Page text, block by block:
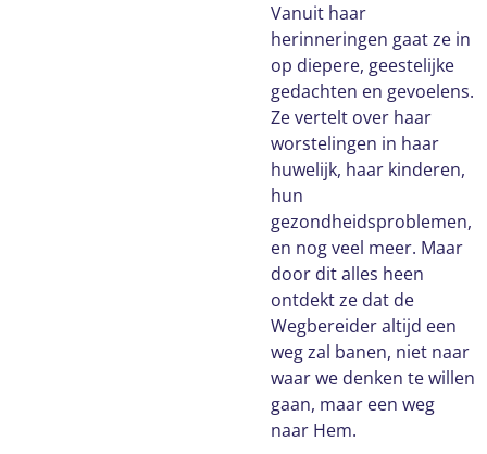
Vanuit haar
herinneringen gaat ze in
op diepere, geestelijke
gedachten en gevoelens.
Ze vertelt over haar
worstelingen in haar
huwelijk, haar kinderen,
hun
gezondheidsproblemen,
en nog veel meer. Maar
door dit alles heen
ontdekt ze dat de
Wegbereider altijd een
weg zal banen, niet naar
waar we denken te willen
gaan, maar een weg
naar Hem.